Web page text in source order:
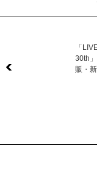
「
30th
販・